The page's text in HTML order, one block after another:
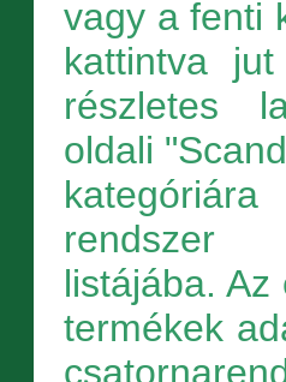
vagy a fenti
kattintva
részletes
oldali
rendszer
listájába.
termékek